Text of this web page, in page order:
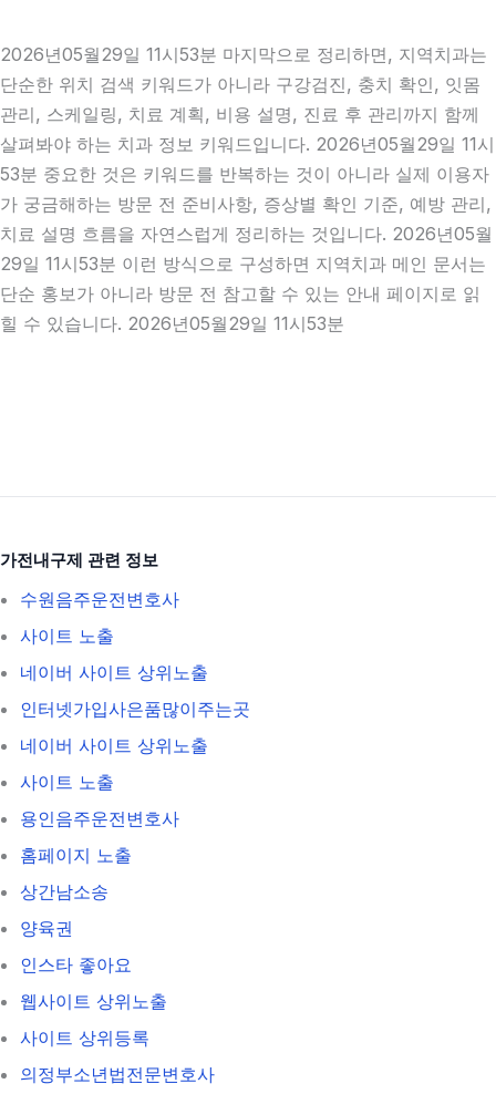
2026년05월29일 11시53분 마지막으로 정리하면, 지역치과는
단순한 위치 검색 키워드가 아니라 구강검진, 충치 확인, 잇몸
관리, 스케일링, 치료 계획, 비용 설명, 진료 후 관리까지 함께
살펴봐야 하는 치과 정보 키워드입니다. 2026년05월29일 11시
53분 중요한 것은 키워드를 반복하는 것이 아니라 실제 이용자
가 궁금해하는 방문 전 준비사항, 증상별 확인 기준, 예방 관리,
치료 설명 흐름을 자연스럽게 정리하는 것입니다. 2026년05월
29일 11시53분 이런 방식으로 구성하면 지역치과 메인 문서는
단순 홍보가 아니라 방문 전 참고할 수 있는 안내 페이지로 읽
힐 수 있습니다. 2026년05월29일 11시53분
가전내구제 관련 정보
수원음주운전변호사
사이트 노출
네이버 사이트 상위노출
인터넷가입사은품많이주는곳
네이버 사이트 상위노출
사이트 노출
용인음주운전변호사
홈페이지 노출
상간남소송
양육권
인스타 좋아요
웹사이트 상위노출
사이트 상위등록
의정부소년법전문변호사